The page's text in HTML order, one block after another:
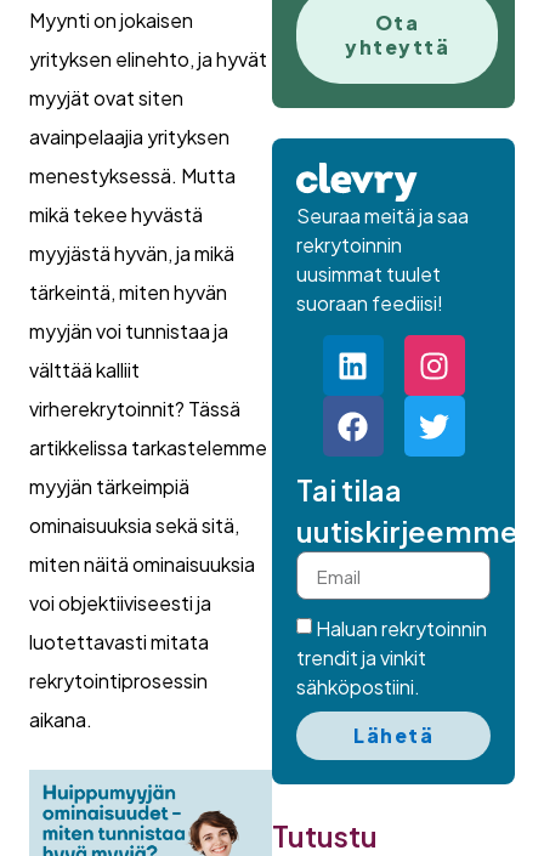
Myynti on jokaisen
yrityksen elinehto, ja hyvät
myyjät ovat siten
avainpelaajia yrityksen
menestyksessä. Mutta
mikä tekee hyvästä
myyjästä hyvän, ja mikä
tärkeintä, miten hyvän
myyjän voi tunnistaa ja
välttää kalliit
virherekrytoinnit? Tässä
artikkelissa tarkastelemme
myyjän tärkeimpiä
ominaisuuksia sekä sitä,
miten näitä ominaisuuksia
voi objektiiviseesti ja
luotettavasti mitata
rekrytointiprosessin
aikana.
Ota
yhteyttä
Seuraa meitä ja saa
rekrytoinnin
uusimmat tuulet
suoraan feediisi!
Tai tilaa
uutiskirjeemme.
Haluan rekrytoinnin
trendit ja vinkit
sähköpostiini.
Lähetä
Tutustu